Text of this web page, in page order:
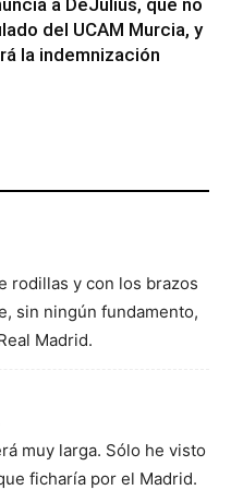
a DeJulius, que no
del UCAM Murcia, y
la indemnización
rodillas y con los brazos
sin ningún fundamento,
Madrid.
muy larga. Sólo he visto
ficharía por el Madrid.